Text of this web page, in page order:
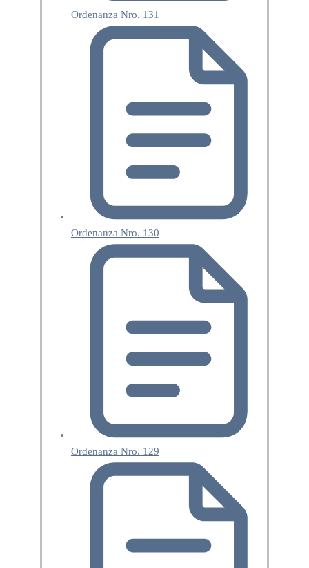
Ordenanza Nro. 131
Ordenanza Nro. 130
Ordenanza Nro. 129